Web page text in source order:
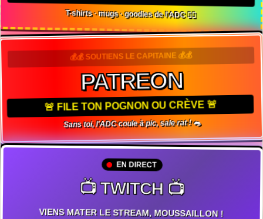
T-shirts · mugs · goodies de l'ADC 🏴‍☠️
💰💰 SOUTIENS LE CAPITAINE 💰💰
PATREON
🚨 FILE TON POGNON OU CRÈVE 🚨
Sans toi, l'ADC coule à pic, sale rat ! 🐀
EN DIRECT
📺 TWITCH 📺
VIENS MATER LE STREAM, MOUSSAILLON !